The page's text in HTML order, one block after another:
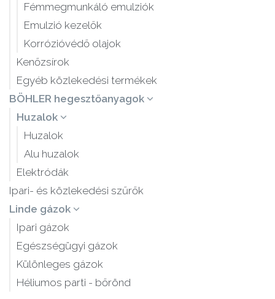
Fémmegmunkáló emulziók
Emulzió kezelők
Korrózióvédő olajok
Kenőzsírok
Egyéb közlekedési termékek
BÖHLER hegesztőanyagok
Huzalok
Huzalok
Alu huzalok
Elektródák
Ipari- és közlekedési szűrők
Linde gázok
Ipari gázok
Egészségügyi gázok
Különleges gázok
Héliumos parti - bőrönd